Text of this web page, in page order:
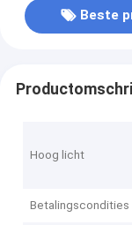
Beste
Hoog licht
Betalingscondities